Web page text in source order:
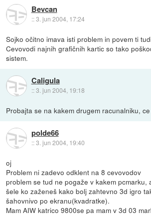
Bevcan
::3. jun 2004, 17:24
Sojko očitno imava isti problem in povem ti
Cevovodi najnih grafičnih kartic so tako
sistem.
Caligula
::3. jun 2004, 19:18
Probajta se na kakem drugem racunalniku,
polde66
::3. jun 2004, 19:40
oj
Problem ni zadevo odklent na 8 cevovodov
problem se tud ne pogaže v kakem pcmarku,
šele ko zaženeš kako bolj zahtevno 3d igro
šahovnivo po ekranu(kvadratke).
Mam AIW katrico 9800se pa mam v 3d 03